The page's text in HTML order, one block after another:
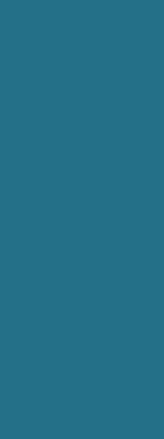
e
legislação trabalhista
trabalhista a partir
Mas não vamos
área nos últimos anos.
no campo da moeda e do
que prevê mandatos fixos
diretores da autoridade
e a maioria dos
pretendem conviver com
parada.
monetária. Refiro-me a
b) a lei do marco cambial.